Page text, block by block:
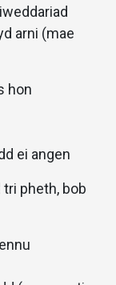
arni (mae
hon
ei angen
pheth, bob